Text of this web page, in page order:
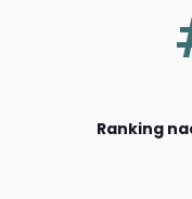
Ranking